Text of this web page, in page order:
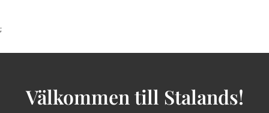
;
Välkommen till Stalands!